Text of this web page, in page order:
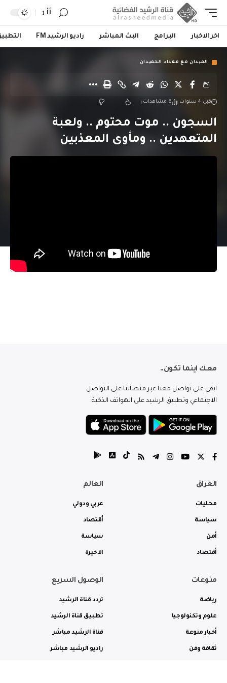
أأ
اخر الاخبار البرامج البث المباشر راديو الرشيد FM
الميدان مع مقداد الحميدان
قبل 4 سنوات 6 مشاهدات
السجون .. موت محتوم .. ولعبة
المتعهدين .. ومأوى المعذبين
معك اينما تكون..
ابقى على تواصل معنا عبر منصاتنا على التواصل
الاجتماعي وتطبيق الرشيد على الهواتف الذكية.
العراق
محليات
سياسة
أمن
أقتصاد
العالم
عربي ودولي
أقتصاد
سياسة
الاخيرة
منوعات
رياضة
علوم وتكنولوجيا
أخبار منوعة
ثقافة وفن
الوصول السريع
تردد قناة الرشيد
تطبيق قناة الرشيد
قناة الرشيد مباشر
راديو الرشيد مباشر